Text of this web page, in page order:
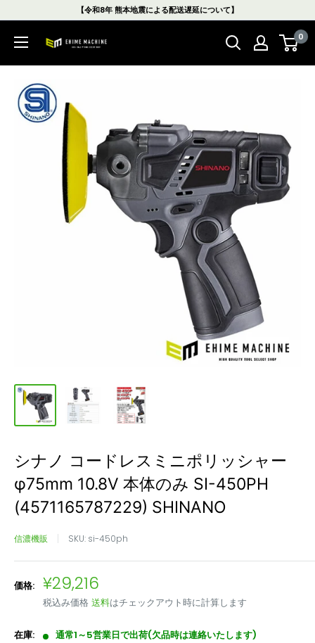
ン
【令和8年 熊本地震による配送遅延について】
エ
マ
シ
ン
0
シナノ コードレスミニポリッシャー
φ75mm 10.8V 本体のみ SI-450PH
(4571165787229) SHINANO
信濃機販 SKU: si-450ph
価格: 販
売
価
格
¥29,216
税込み価格 送料はチェックアウト時に計算します
在庫: 通常1～5営業日で出荷(欠品時は連絡いたします)